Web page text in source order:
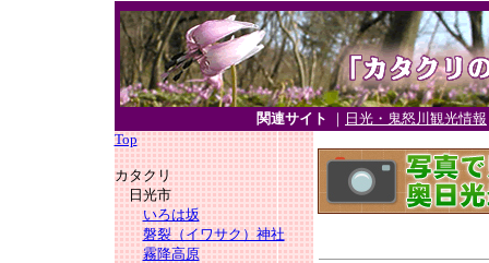
関連サイト ｜ 日光・鬼怒川観光情報
Top
カタクリ
日光市
いろは坂
磐裂（イワサク）神社
霧降高原